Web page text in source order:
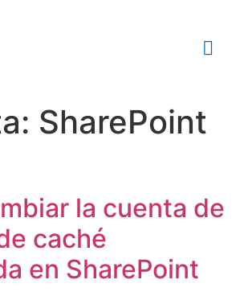
SharePoint
la cuenta de
caché
en SharePoint